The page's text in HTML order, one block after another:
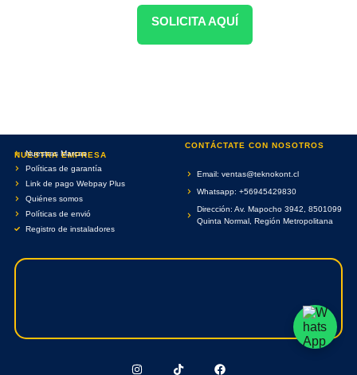
SOLICITA AQUÍ
NUESTRA EMPRESA
Nuestras Marcas
Políticas de garantía
Link de pago Webpay Plus
Quiénes somos
Políticas de envió
Registro de instaladores
CONTÁCTATE CON NOSOTROS
Email: ventas@teknokont.cl
Whatsapp: +56945429830
Dirección: Av. Mapocho 3942, 8501099
Quinta Normal, Región Metropolitana